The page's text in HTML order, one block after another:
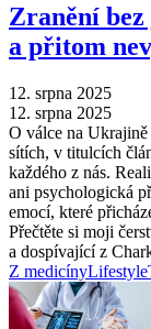
Zranění
a přitom
12. srpna 2025
12. srpna 2025
O válce na Ukrajině
sítích, v titulcích
každého z nás.
ani psychologická
emocí, které
Přečtěte si moji
a dospívající z
Z medicínyLifestyle